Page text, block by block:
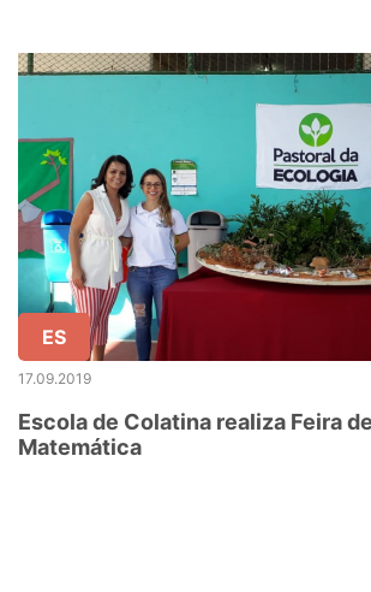
ES
17.09.2019
Escola de Colatina realiza Feira
Matemática